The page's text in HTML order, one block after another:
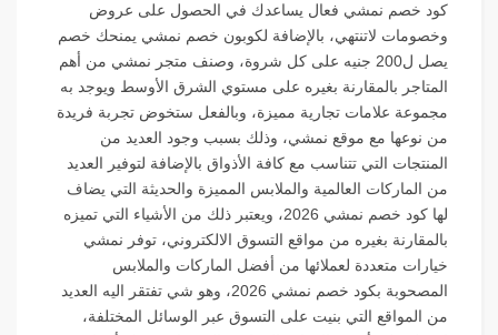
كود خصم نمشي فعال يساعدك في الحصول على عروض
وخصومات لاتنتهي، بالإضافة لكوبون خصم نمشي يمنحك خصم
يصل ل200 جنيه على كل شروة، وصنف متجر نمشي من أهم
المتاجر بالمقارنة بغيره على مستوي الشرق الأوسط ويوجد به
مجموعة علامات تجارية مميزة، وبالفعل ستخوض تجربة فريدة
من نوعها مع موقع نمشي، وذلك بسبب وجود العديد من
المنتجات التي تتناسب مع كافة الأذواق بالإضافة لتوفير العديد
من الماركات العالمية والملابس المميزة والحديثة التي يضاف
لها كود خصم نمشي 2026، ويعتبر ذلك من الأشياء التي تميزه
بالمقارنة بغيره من مواقع التسوق الالكتروني، توفر نمشي
خيارات متعددة لعملائها من أفضل الماركات والملابس
المصحوبة بكود خصم نمشي 2026، وهو شي تفتقر اليه العديد
من المواقع التي بنيت على التسوق عبر الوسائل المختلفة،